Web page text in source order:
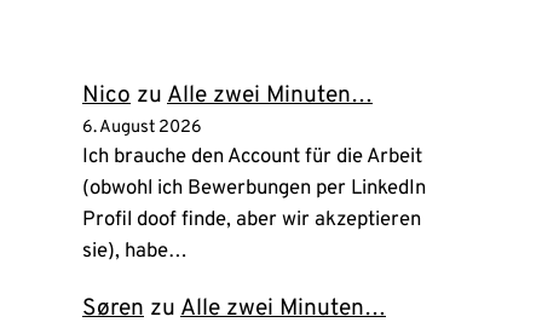
Nico zu Alle zwei Minuten…
6. August 2026
Ich brauche den Account für die Arbeit
(obwohl ich Bewerbungen per LinkedIn
Profil doof finde, aber wir akzeptieren
sie), habe…
Søren zu Alle zwei Minuten…